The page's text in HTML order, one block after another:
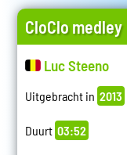
CloClo medley
Luc Steeno
Uitgebracht in 2013
Duurt 03:52